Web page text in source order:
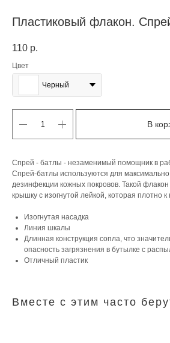
Пластиковый флакон.
110 р.
Цвет
Черный
В
Спрей - батлы - незаменимый помощник в
Спрей-батлы используются для
дезинфекции кожных покровов. Такой
крышку с изогнутой лейкой, которая плотно
Изогнутая насадка
Линия шкалы
Длинная конструкция сопла, что
опасность загрязнения в бутылке с
Отличный пластик
Вместе с этим часто